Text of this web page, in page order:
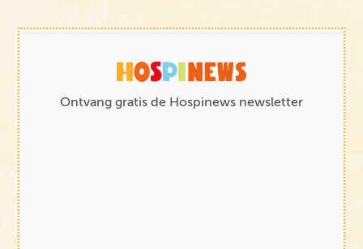
Ontvang gratis de Hospinews newsletter